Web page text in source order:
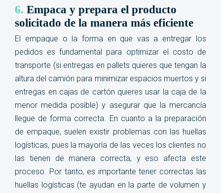
6. Empaca y prepara el producto
solicitado de la manera más eficiente
El empaque o la forma en que vas a entregar los
pedidos es fundamental para optimizar el costo de
transporte (si entregas en pallets quieres que tengan la
altura del camión para minimizar espacios muertos y si
entregas en cajas de cartón quieres usar la caja de la
menor medida posible) y asegurar que la mercancía
llegue de forma correcta. En cuanto a la preparación
de empaque, suelen existir problemas con las huellas
logísticas, pues la mayoría de las veces los clientes no
las tienen de manera correcta, y eso afecta este
proceso. Por tanto, es importante tener correctas las
huellas logísticas (te ayudan en la parte de volumen y